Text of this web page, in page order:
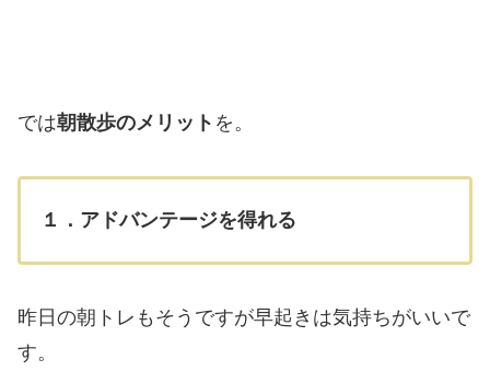
では朝散歩のメリット を。
１．アドバンテージを得れる
昨日の朝トレもそうですが早起きは気持ちがいいで
す。